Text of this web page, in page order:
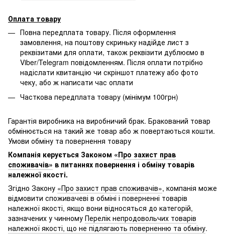
Оплата товару
Повна передплата товару. Після оформлення
замовлення, на поштову скриньку надійде лист з
реквізитами для оплати, також реквізити дублюємо в
Viber/Telegram повідомленням. Після оплати потрібно
надіслати квитанцію чи скріншот платежу або фото
чеку, або ж написати час оплати
Часткова передплата товару (мінімум 100грн)
Гарантія виробника на виробничий брак. Бракований товар
обмінюється на такий же товар або ж повертаються кошти.
Умови обміну та повернення товару
Компанія керується Законом «Про захист прав
споживачів» в питаннях повернення і обміну товарів
належної якості.
Згідно Закону «Про захист прав споживачів», компанія може
відмовити споживачеві в обміні і поверненні товарів
належної якості, якщо вони відносяться до категорій,
зазначених у чинному Перелік непродовольчих товарів
належної якості, що не підлягають поверненню та обміну.